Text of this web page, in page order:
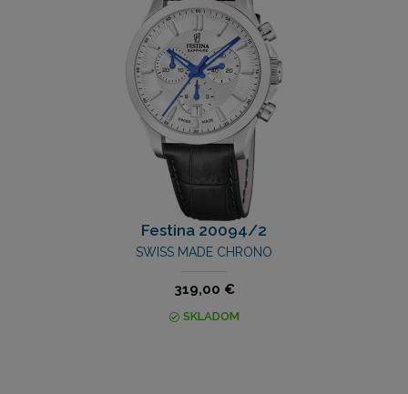
Festina 20094/2
SWISS MADE CHRONO
319,00 €
SKLADOM